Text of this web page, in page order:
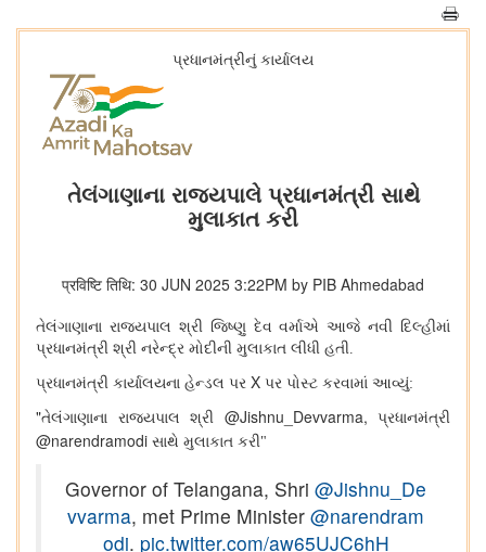
પ્રધાનમંત્રીનું કાર્યાલય
તેલંગાણાના રાજ્યપાલે પ્રધાનમંત્રી સાથે
મુલાકાત કરી
प्रविष्टि तिथि: 30 JUN 2025 3:22PM by PIB Ahmedabad
તેલંગાણાના રાજ્યપાલ શ્રી જિષ્ણુ દેવ વર્માએ આજે નવી દિલ્હીમાં
પ્રધાનમંત્રી શ્રી નરેન્દ્ર મોદીની મુલાકાત લીધી હતી.
પ્રધાનમંત્રી કાર્યાલયના હેન્ડલ પર X પર પોસ્ટ કરવામાં આવ્યું:
"તેલંગાણાના રાજ્યપાલ શ્રી @Jishnu_Devvarma, પ્રધાનમંત્રી
@narendramodi સાથે મુલાકાત કરી"
Governor of Telangana, Shri @Jishnu_De
vvarma, met Prime Minister @narendram
odi. pic.twitter.com/aw65UJC6hH